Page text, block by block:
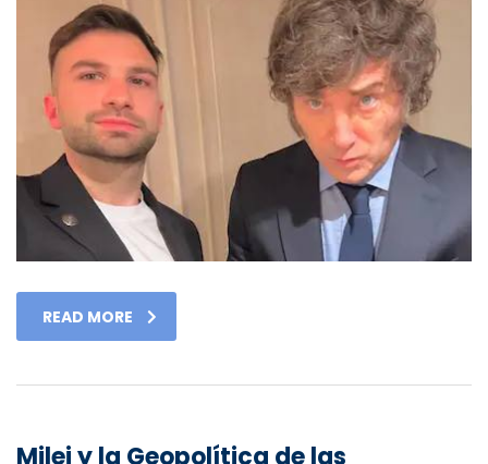
READ MORE
Milei y la Geopolítica de las